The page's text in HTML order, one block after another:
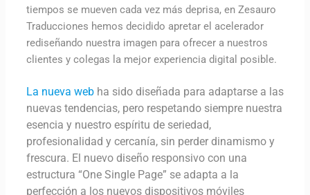
tiempos se mueven cada vez más deprisa, en Zesauro
Traducciones hemos decidido apretar el acelerador
rediseñando nuestra imagen para ofrecer a nuestros
clientes y colegas la mejor experiencia digital posible.
La nueva webha sido diseñada para adaptarse a las
nuevas tendencias, pero respetando siempre nuestra
esencia y nuestro espíritu de seriedad,
profesionalidad y cercanía, sin perder dinamismo y
frescura. El nuevo diseño responsivo con una
estructura “One Single Page” se adapta a la
perfección a los nuevos dispositivos móviles